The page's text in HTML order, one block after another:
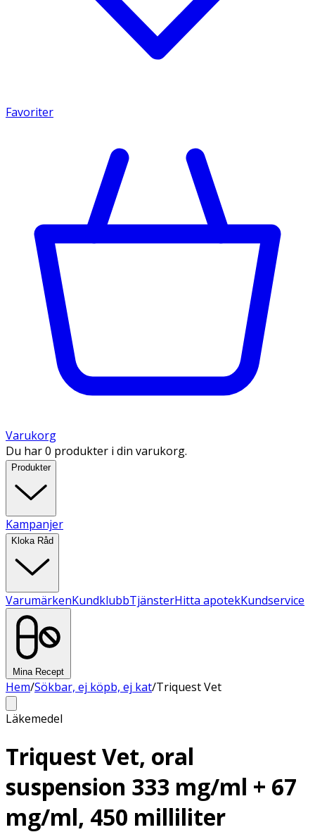
Favoriter
Varukorg
Du har 0 produkter i din varukorg.
Produkter
Kampanjer
Kloka Råd
VarumärkenKundklubbTjänsterHitta apotekKundservice
Mina Recept
Hem/Sökbar, ej köpb, ej kat/Triquest Vet
Läkemedel
Triquest Vet, oral
suspension 333 mg/ml + 67
mg/ml, 450 milliliter